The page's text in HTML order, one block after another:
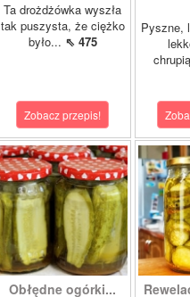
Ta drożdżówka wyszła
tak puszysta, że ciężko
było... ⇖ 475
Zobacz przepis!
Pyszne,
Obłędne ogórki...